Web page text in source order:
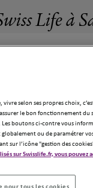
Life
agences
vivre selon ses propres choix,
le bon fonctionnement
Les boutons ci-contre vous
ou de paramétrer
sur l’icône "gestion des
sur Swisslife.fr, vous pouvez